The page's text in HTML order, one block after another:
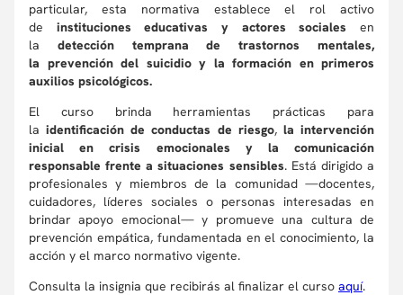
particular, esta normativa establece el rol activo
de instituciones educativas y actores sociales en
la detección temprana de trastornos mentales,
la prevención del suicidio y la formación en primeros
auxilios psicológicos.
El curso brinda herramientas prácticas para
laidentificación de conductas de riesgo, la intervención
inicial en crisis emocionales y la comunicación
responsable frente a situaciones sensibles. Está dirigido a
profesionales y miembros de la comunidad —docentes,
cuidadores, líderes sociales o personas interesadas en
brindar apoyo emocional— y promueve una cultura de
prevención empática, fundamentada en el conocimiento, la
acción y el marco normativo vigente.
Consulta la insignia que recibirás al finalizar el curso aquí.